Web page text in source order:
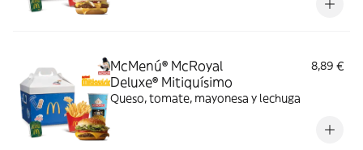
McMenú® McRoyal
Deluxe® Mitiquísimo
8,89 €
Queso, tomate, mayonesa y lechuga